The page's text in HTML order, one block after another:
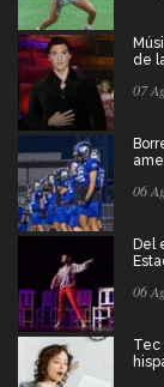
de
07
06
Del
06
Tec